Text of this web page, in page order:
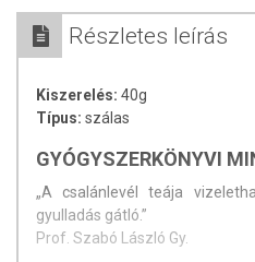
Részletes leírás
Kiszerelés: 40g
Típus: szálas
GYÓGYSZERKÖNYVI
„A csalánlevél teája
gyulladás gátló.”
Prof. Szabó László Gy.